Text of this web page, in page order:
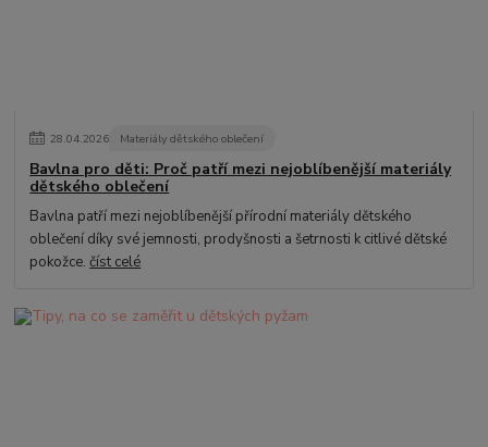
28.04.2026 Materiály dětského oblečení
Bavlna pro děti: Proč patří mezi nejoblíbenější materiály
dětského oblečení
Bavlna patří mezi nejoblíbenější přírodní materiály dětského
oblečení díky své jemnosti, prodyšnosti a šetrnosti k citlivé dětské
pokožce.číst celé